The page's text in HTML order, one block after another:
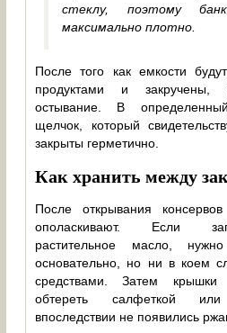
стеклу, поэтому
максимально плотно.
После того как емкости
продуктами и закручены,
остывание. В
щелчок, который
закрыты герметично.
Как хранить между
После открывания
ополаскивают. Если
растительное масло,
основательно, но ни в коем
средствами. Затем
обтереть салфеткой
впоследствии не появились